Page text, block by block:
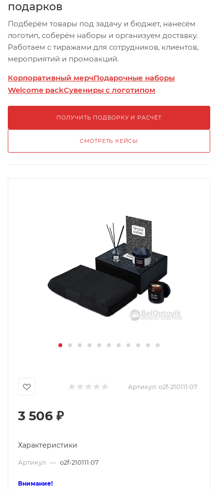
подарков
Подберём товары под задачу и бюджет, нанесём
логотип, соберём наборы и организуем доставку.
Работаем с тиражами для сотрудников, клиентов,
мероприятий и промоакций.
Корпоративный мерчПодарочные наборы
Welcome packСувениры с логотипом
ПОЛУЧИТЬ ПОДБОРКУ И РАСЧЁТ
СМОТРЕТЬ КЕЙСЫ
Артикул: o2f-210111.07
3 506 ₽
Характеристики
Артикул — o2f-210111.07
Внимание!